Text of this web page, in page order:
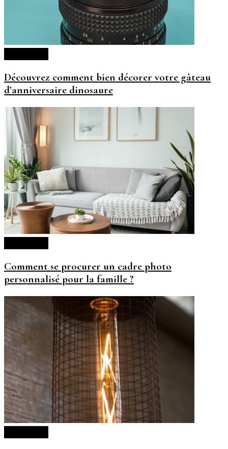
Découvrez comment bien décorer votre gâteau
d’anniversaire dinosaure
Comment se procurer un cadre photo
personnalisé pour la famille ?